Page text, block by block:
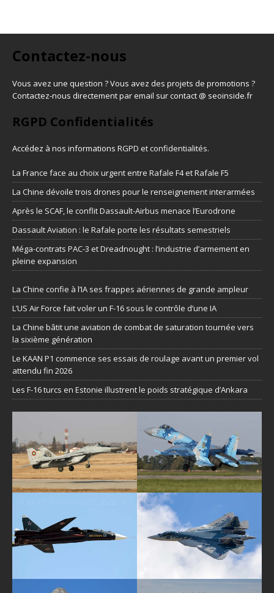
Contactez-nous
Vous avez une question ? Vous avez des projets de promotions ?
Contactez-nous directement par email sur contact @ seoinside.fr
RGPD Confidentialités
Accédez à nos informations RGPD et confidentialités.
La France face au choix urgent entre Rafale F4 et Rafale F5
La Chine dévoile trois drones pour le renseignement interarmées
Après le SCAF, le conflit Dassault-Airbus menace l’Eurodrone
Dassault Aviation : le Rafale porte les résultats semestriels
Méga-contrats PAC-3 et Dreadnought : l’industrie d’armement en
pleine expansion
La Chine confie à l’IA ses frappes aériennes de grande ampleur
L’US Air Force fait voler un F-16 sous le contrôle d’une IA
La Chine bâtit une aviation de combat de saturation tournée vers
la sixième génération
Le KAAN P1 commence ses essais de roulage avant un premier vol
attendu fin 2026
Les F-16 turcs en Estonie illustrent le poids stratégique d’Ankara